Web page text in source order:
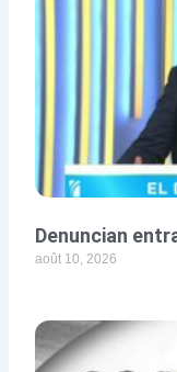
Denuncian
août 10, 2026